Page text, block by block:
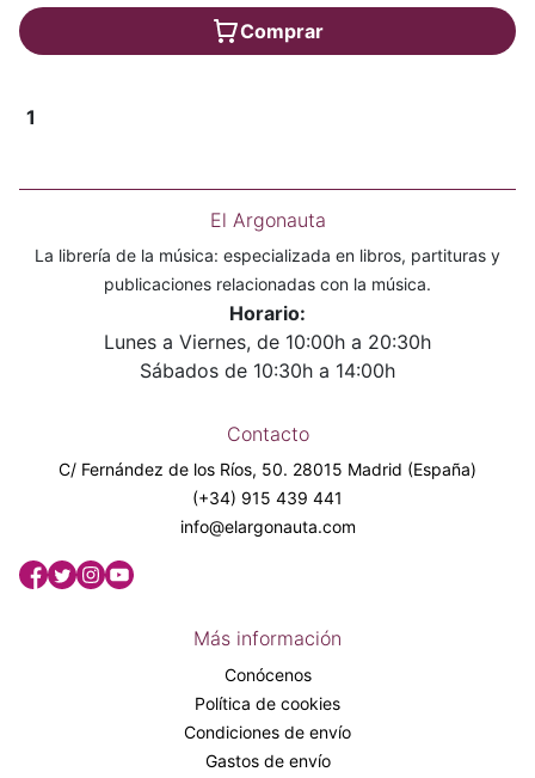
Comprar
1
El Argonauta
La librería de la música: especializada en libros, partituras y
publicaciones relacionadas con la música.
Horario:
Lunes a Viernes, de 10:00h a 20:30h
Sábados de 10:30h a 14:00h
Contacto
C/ Fernández de los Ríos, 50. 28015 Madrid (España)
(+34) 915 439 441
info@elargonauta.com
Más información
Conócenos
Política de cookies
Condiciones de envío
Gastos de envío